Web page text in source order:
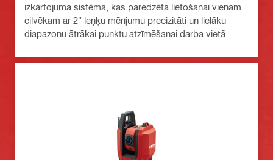
izkārtojuma sistēma, kas paredzēta lietošanai vienam
cilvēkam ar 2" leņķu mērījumu precizitāti un lielāku
diapazonu ātrākai punktu atzīmēšanai darba vietā